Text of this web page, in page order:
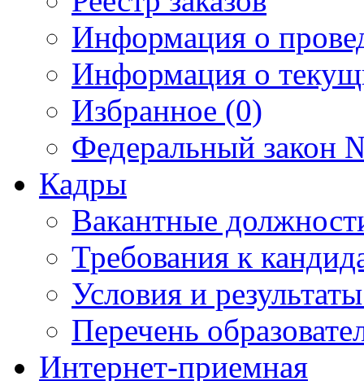
Информация о
Информация о
Избранное (0)
Федеральный закон
Кадры
Вакантные
Требования к
Условия и
Перечень
Интернет-приемная